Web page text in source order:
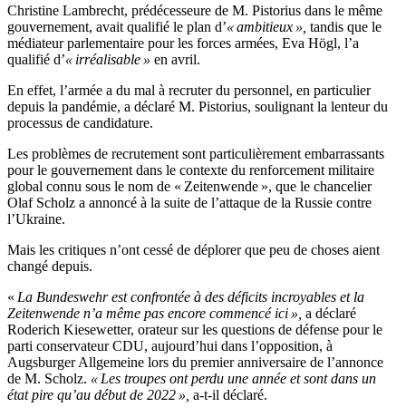
Christine Lambrecht, prédécesseure de M. Pistorius dans le même
gouvernement, avait qualifié le plan d’« ambitieux », tandis que le
médiateur parlementaire pour les forces armées, Eva Högl, l’a
qualifié d’« irréalisable » en avril.
En effet, l’armée a du mal à recruter du personnel, en particulier
depuis la pandémie, a déclaré M. Pistorius, soulignant la lenteur du
processus de candidature.
Les problèmes de recrutement sont particulièrement embarrassants
pour le gouvernement dans le contexte du renforcement militaire
global connu sous le nom de « Zeitenwende », que le chancelier
Olaf Scholz a annoncé à la suite de l’attaque de la Russie contre
l’Ukraine.
Mais les critiques n’ont cessé de déplorer que peu de choses aient
changé depuis.
« La Bundeswehr est confrontée à des déficits incroyables et la
Zeitenwende n’a même pas encore commencé ici », a déclaré
Roderich Kiesewetter, orateur sur les questions de défense pour le
parti conservateur CDU, aujourd’hui dans l’opposition, à
Augsburger Allgemeine lors du premier anniversaire de l’annonce
de M. Scholz. « Les troupes ont perdu une année et sont dans un
état pire qu’au début de 2022 », a-t-il déclaré.